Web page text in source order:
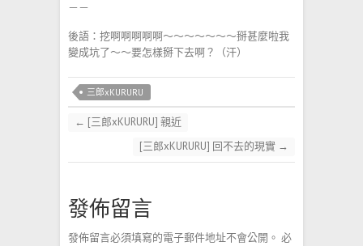
－－
後語：挖啊啊啊啊啊～～～～～～～掰甚麼啦我
變成坑了～～要怎樣掰下去啊？（汗）
三郎xKURURU
← [三郎xKURURU] 親近
[三郎xKURURU] 回不去的現實 →
發佈留言
發佈留言必須填寫的電子郵件地址不會公開。 必